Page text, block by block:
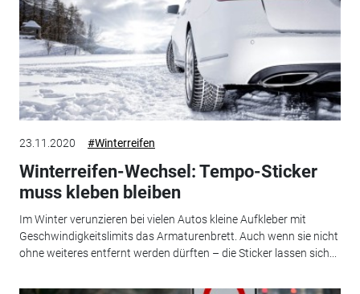
23.11.2020 #Winterreifen
Winterreifen-Wechsel: Tempo-Sticker
muss kleben bleiben
Im Winter verunzieren bei vielen Autos kleine Aufkleber mit
Geschwindigkeitslimits das Armaturenbrett. Auch wenn sie nicht
ohne weiteres entfernt werden dürften – die Sticker lassen sich...